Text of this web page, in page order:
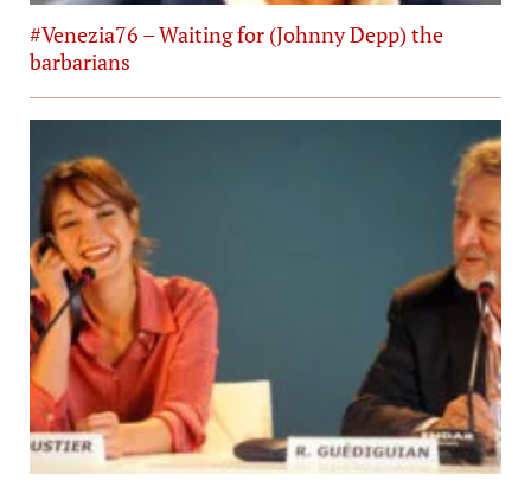
#Venezia76 – Waiting for (Johnny Depp) the
barbarians